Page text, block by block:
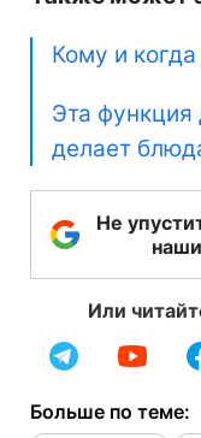
Кому и
Эта функция
делает
Не
Или
Больше по теме: